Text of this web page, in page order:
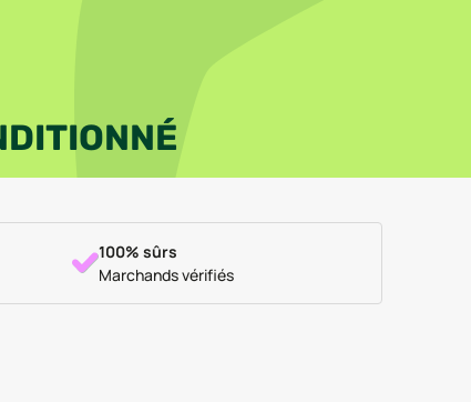
100% sûrs
Marchands vérifiés